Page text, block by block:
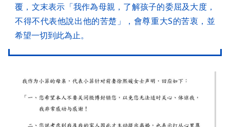
覆，文末表示「我作為母親，了解孩子的委屈及大度，
不得不代表他說出他的苦楚」，會尊重大S的苦衷，並
希望一切到此為止。